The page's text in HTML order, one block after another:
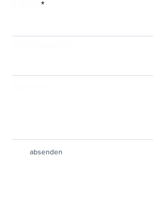
absenden